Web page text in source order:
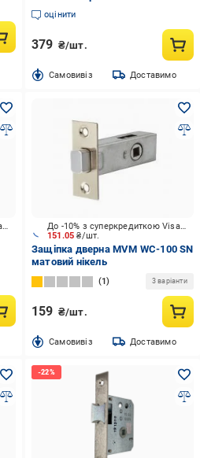
оцінити
379 ₴/шт.
Cамовивіз Доставимо
До -10% з суперкредиткою Visa Вигода
151.05₴/шт.
До -10% з суперкредиткою Visa Вигода
Защіпка дверна MVM WC-100 SN
матовий нікель
1 3 варіанти
159 ₴/шт.
Cамовивіз Доставимо